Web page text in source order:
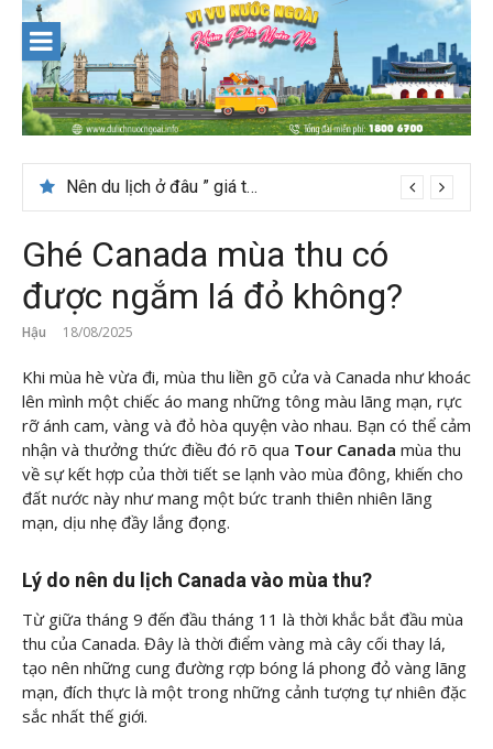
content
Nên du lịch ở đâu ” giá tốt” dịp lễ quốc khánh 2/9
Ghé Canada mùa thu có
được ngắm lá đỏ không?
Hậu 18/08/2025
Khi mùa hè vừa đi, mùa thu liền gõ cửa và Canada như khoác
lên mình một chiếc áo mang những tông màu lãng mạn, rực
rỡ ánh cam, vàng và đỏ hòa quyện vào nhau. Bạn có thể cảm
nhận và thưởng thức điều đó rõ qua Tour Canada mùa thu
về sự kết hợp của thời tiết se lạnh vào mùa đông, khiến cho
đất nước này như mang một bức tranh thiên nhiên lãng
mạn, dịu nhẹ đầy lắng đọng.
Lý do nên du lịch Canada vào mùa thu?
Từ giữa tháng 9 đến đầu tháng 11 là thời khắc bắt đầu mùa
thu của Canada. Đây là thời điểm vàng mà cây cối thay lá,
tạo nên những cung đường rợp bóng lá phong đỏ vàng lãng
mạn, đích thực là một trong những cảnh tượng tự nhiên đặc
sắc nhất thế giới.